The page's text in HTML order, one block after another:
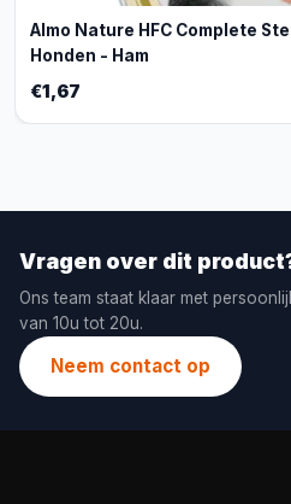
Almo Nature HFC Complete
Honden - Ham
€1,67
Vragen over dit
Ons team staat klaar met
van 10u tot 20u.
Neem contact op